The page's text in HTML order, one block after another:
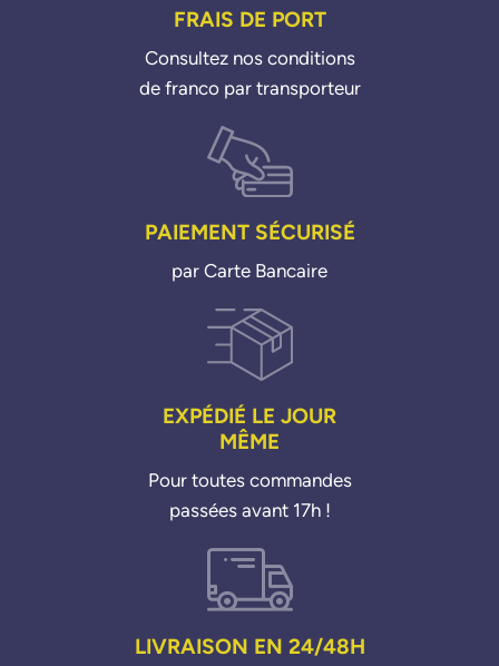
Toledo 19c TDI 95>99
Toledo 23i V5 00>03
Bora 19c TDI 98>05
Caddy 2 17i DSI 96>00
Caddy 2 19i SDI 956
Caddy 2 19c TDI 96>04
Corrado 20i 93>95
Corrado 29i VR6 91>95
Golf 3 14i 91>97
Golf 3 16i 92>97
Golf 3 19c D 91>97
Golf 3 19i SDI 95>97
Golf 3 19c GTD 91>97
Golf 3 20i GTI 16V 92>97
Golf 3 28i VR6 92>97
Golf 4 23i V5 97>05
FRAIS DE PORT
Consultez nos conditions
de franco par transporteur
PAIEMENT SÉCURISÉ
par Carte Bancaire
EXPÉDIÉ LE JOUR
MÊME
Pour toutes commandes
passées avant 17h !
LIVRAISON EN 24/48H